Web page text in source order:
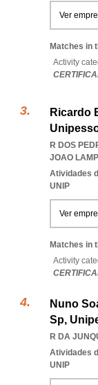
Ver
Matches in
Activity
Ricardo
R DOS
JOAO
Atividades
UNIP
Ver
Matches in
Activity
Nuno
Sp,
R DA
Atividades
UNIP